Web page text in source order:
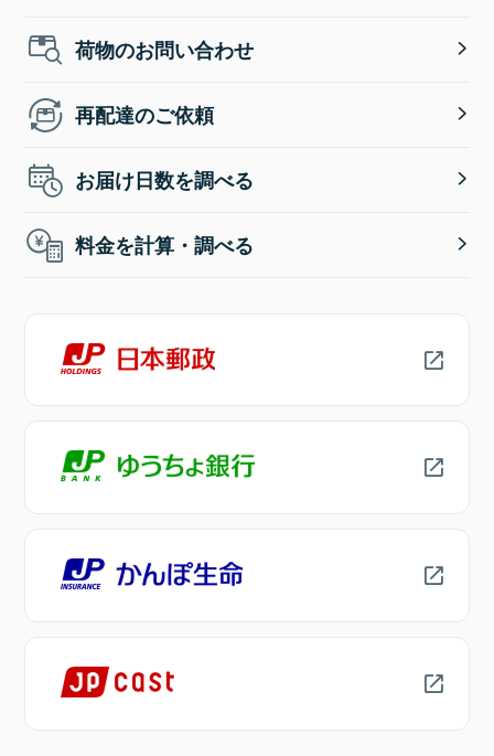
荷物のお問い合わせ
再配達のご依頼
お届け日数を調べる
料金を計算・調べる